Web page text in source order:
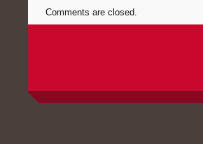
Comments are closed.